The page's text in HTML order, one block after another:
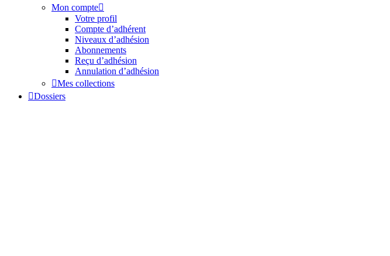
Mon compte
Votre profil
Compte d’adhérent
Niveaux d’adhésion
Abonnements
Reçu d’adhésion
Annulation d’adhésion
Mes collections
Dossiers